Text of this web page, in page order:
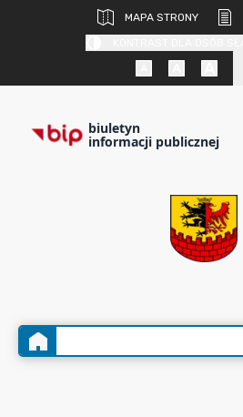
MAPA STRONY
biuletyn
informacji publicznej